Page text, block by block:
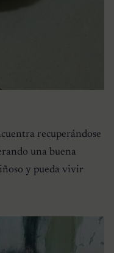
recuperándose
una buena
y pueda vivir